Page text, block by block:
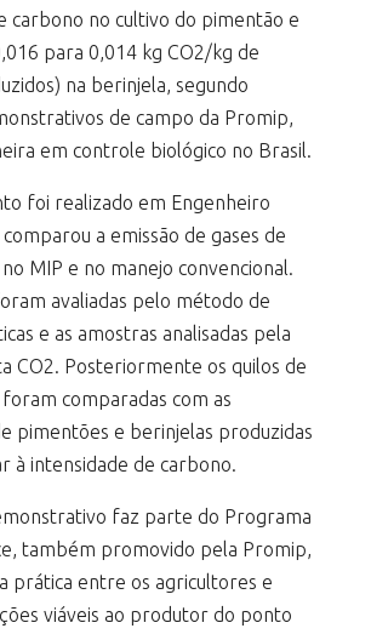
carbono no cultivo do pimentão e
para 0,014 kg CO2/kg de
na berinjela, segundo
de campo da Promip,
em controle biológico no Brasil.
foi realizado em Engenheiro
a emissão de gases de
MIP e no manejo convencional.
avaliadas pelo método de
e as amostras analisadas pela
CO2. Posteriormente os quilos de
comparadas com as
pimentões e berinjelas produzidas
à intensidade de carbono.
faz parte do Programa
também promovido pela Promip,
prática entre os agricultores e
viáveis ao produtor do ponto